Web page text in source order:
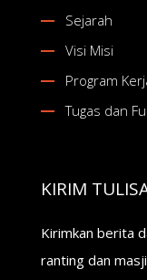
Sejarah
Visi Misi
Program
Tugas dan
KIRIM
Kirimkan berita
ranting dan